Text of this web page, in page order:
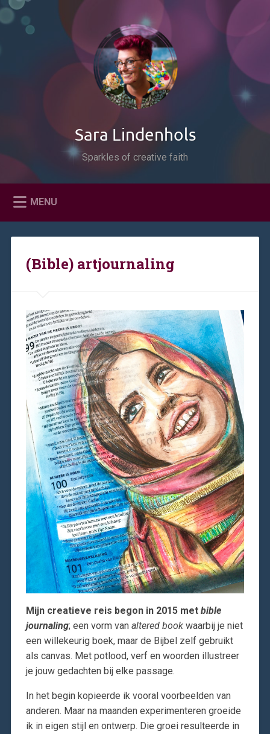
Naar
inhoud
Zoeken
Sara Lindenhols
Sparkles of creative faith
MENU
(Bible) artjournaling
Mijn creatieve reis begon in 2015 met bible
journaling; een vorm van altered bookwaarbij je niet
een willekeurig boek, maar de Bijbel zelf gebruikt
als canvas. Met potlood, verf en woorden illustreer
je jouw gedachten bij elke passage.
In het begin kopieerde ik vooral voorbeelden van
anderen. Maar na maanden experimenteren groeide
ik in eigen stijl en ontwerp. Die groei resulteerde in